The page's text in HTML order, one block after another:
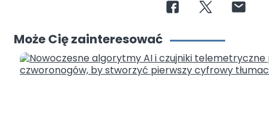
Może Cię zainteresować